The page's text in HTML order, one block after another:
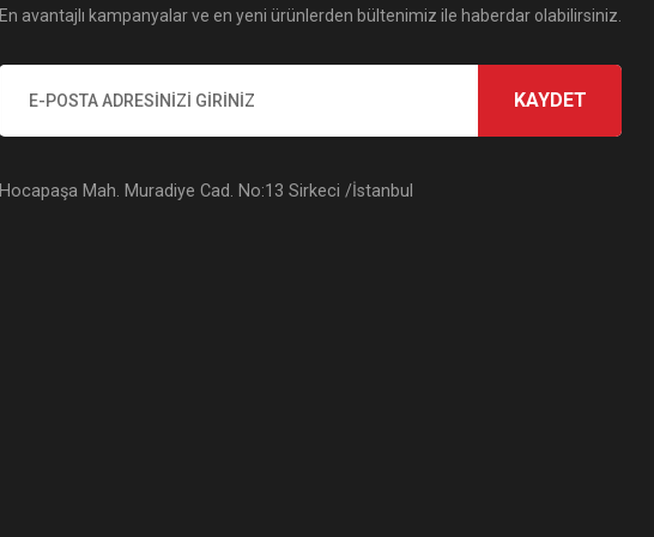
En avantajlı kampanyalar ve en yeni ürünlerden bültenimiz ile haberdar olabilirsiniz.
KAYDET
Hocapaşa Mah. Muradiye Cad. No:13 Sirkeci /İstanbul